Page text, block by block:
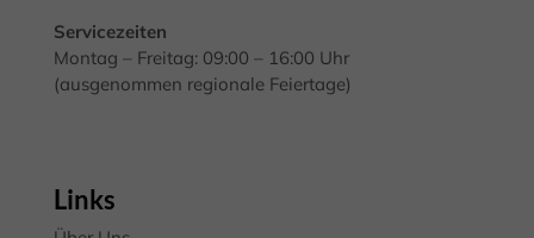
Servicezeiten
Montag – Freitag: 09:00 – 16:00 Uhr
(ausgenommen regionale Feiertage)
Links